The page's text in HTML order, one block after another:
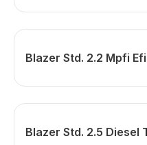
Blazer Std. 2.2 Mpfi Efi
Blazer Std. 2.5 Diesel